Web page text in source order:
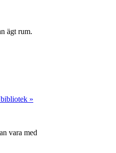
ägt rum.
»
vara med